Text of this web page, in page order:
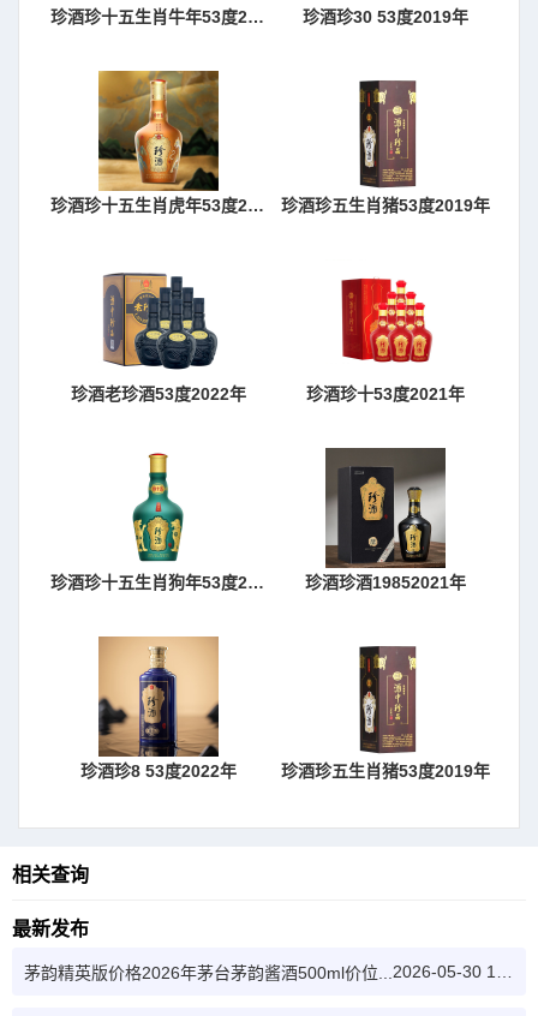
珍酒珍十五生肖牛年53度2021年 珍酒珍30 53度2019年
珍酒珍十五生肖虎年53度2022年 珍酒珍五生肖猪53度2019年
珍酒老珍酒53度2022年 珍酒珍十53度2021年
珍酒珍十五生肖狗年53度2018年 珍酒珍酒19852021年
珍酒珍8 53度2022年 珍酒珍五生肖猪53度2019年
相关查询
最新发布
茅韵精英版价格2026年茅台茅韵酱酒500ml价位...